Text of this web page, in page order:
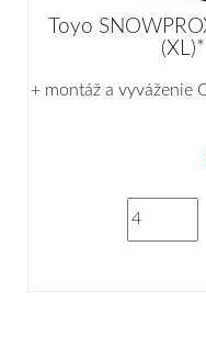
Toyo
+ montáž a vyváženie